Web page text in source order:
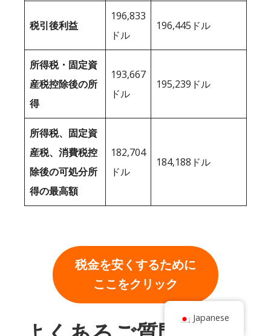
税引後利益
196,833
ドル
196,445ドル
所得税・固定資
産税控除後の所
得
193,667
ドル
195,239ドル
所得税、固定資
産税、消費税控
除後の可処分所
得の最高額
182,704
ドル
184,188ドル
税金を安くするために
ここをクリック
Japanese